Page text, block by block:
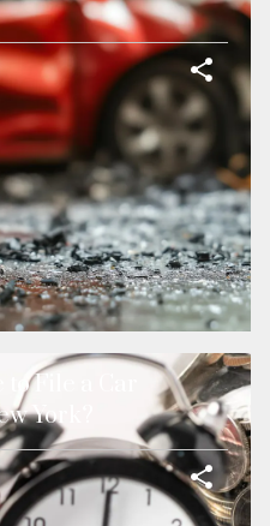
File a Car
York?